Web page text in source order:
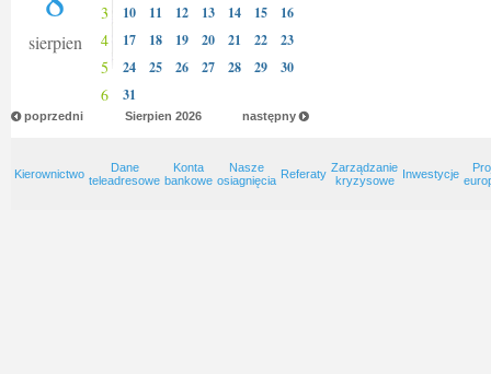
sierpien
3 10 11 12 13 14 15 16
4 17 18 19 20 21 22 23
5 24 25 26 27 28 29 30
6 31
poprzedni następny
Sierpien 2026
Kierownictwo
Dane
teleadresowe
Konta
bankowe
Nasze
osiagnięcia Referaty Zarządzanie
kryzysowe
Inwestycje